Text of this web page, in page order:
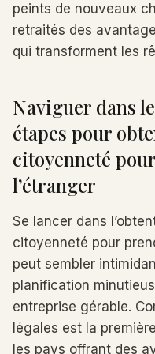
peints de nouveaux
retraités des
qui transforment les
Naviguer dans
étapes pour
citoyenneté
l’étranger
Se lancer dans
citoyenneté pour
peut sembler
planification
entreprise gérable.
légales est la
les pays offrant des